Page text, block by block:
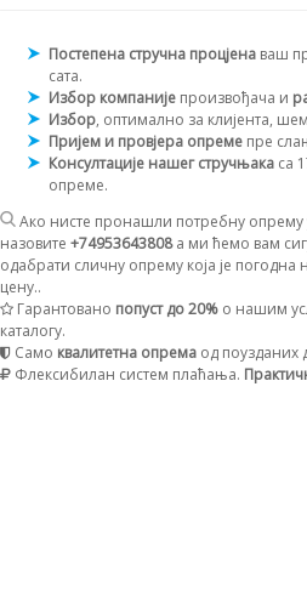
Постепена стручна процјена ваш
сата.
Избор компаније произвођача и
Избор, оптимално за клијента,
Пријем и провјера опреме пре
Консултације нашег стручњака са
опреме.
Ако нисте пронашли потребну опрему
назовите +74953643808а ми ћемо вам
одабрати сличну опрему која је погодна
цену..
Гарантовано попуст до 20% о нашим
каталогу.
Само квалитетна опрема од поузданих
Флексибилан систем плаћања.